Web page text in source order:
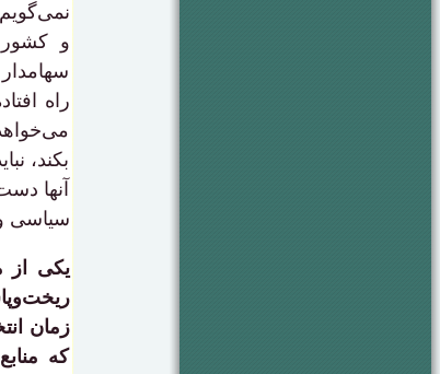
و
راه
بکند،
آنها
یکی از
زمان
که